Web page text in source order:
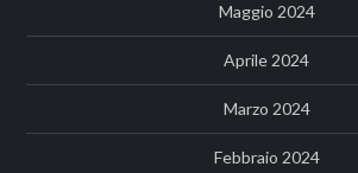
Maggio 2024
Aprile 2024
Marzo 2024
Febbraio 2024